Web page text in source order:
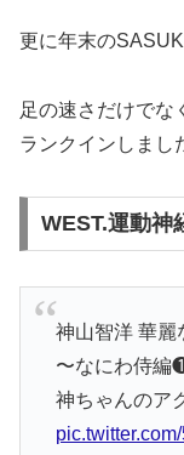
更に年末の
足の速さだけでな
ランクインしまし
WEST.運動神
神山智洋 華麗
〜なにわ侍編
神ちゃんのア